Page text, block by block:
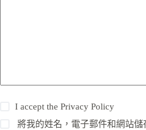
I accept thePrivacy Policy
將我的姓名，電子郵件和網站